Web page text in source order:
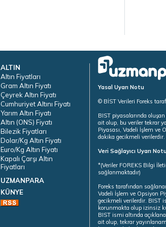
ALTIN
Altın Fiyatları
Gram Altın Fiyatı
Çeyrek Altın Fiyatı
Cumhuriyet Altını Fiyatı
Yarım Altın Fiyatı
Altın (ONS) Fiyatı
Bilezik Fiyatları
Dolar/Kg Altın Fiyatı
Euro/Kg Altın Fiyatı
Kapalı Çarşı Altın
Fiyatları
UZMANPARA
KÜNYE
Yasal Uyarı Notu
© BİST Verileri Foreks
BIST piyasalarında
ait olup, bu veriler tekrar
Piyasası, Vadeli İşlem ve
dakika gecikmeli verilerdir.
Veri Sağlayıcı Uyarı Notu
*(Veriler FOREKS Bilgi
sağlanmaktadır)
Foreks tarafından
Vadeli İşlem ve Opsiyon
gecikmeli verilerdir. BIST
korunmakta olup izinsiz
BIST ismi altında
ait olup, tekrar